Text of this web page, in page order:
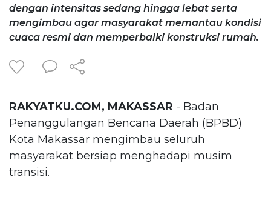
dengan intensitas sedang hingga lebat serta
mengimbau agar masyarakat memantau kondisi
cuaca resmi dan memperbaiki konstruksi rumah.
RAKYATKU.COM, MAKASSAR - Badan
Penanggulangan Bencana Daerah (BPBD)
Kota Makassar mengimbau seluruh
masyarakat bersiap menghadapi musim
transisi.